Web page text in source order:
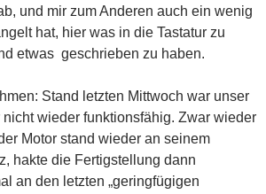
und mir zum Anderen auch ein wenig
hat, hier was in die Tastatur zu
etwas geschrieben zu haben.
Stand letzten Mittwoch war unser
wieder funktionsfähig. Zwar wieder
Motor stand wieder an seinem
hakte die Fertigstellung dann
an den letzten „geringfügigen